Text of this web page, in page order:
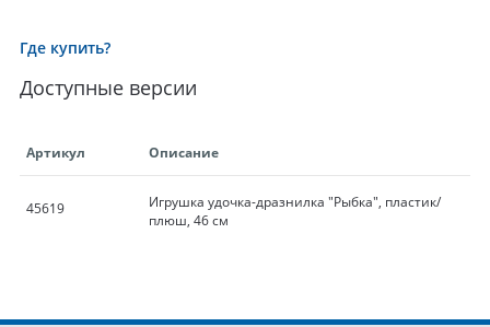
Где купить?
Доступные версии
Артикул Описание
45619
Игрушка удочка-дразнилка "Рыбка", пластик/
плюш, 46 см